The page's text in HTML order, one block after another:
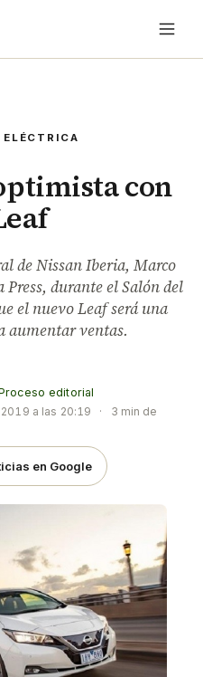
con
de Nissan Iberia, Marco
Press, durante el Salón del
el nuevo Leaf será una
aumentar ventas.
editorial
a las 20:19 ·
3 min de
en Google